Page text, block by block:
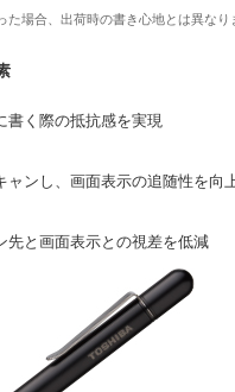
場合、出荷時の書き心地とは異なり
書く際の抵抗感を実現
ャンし、画面表示の追随性を向
先と画面表示との視差を低減